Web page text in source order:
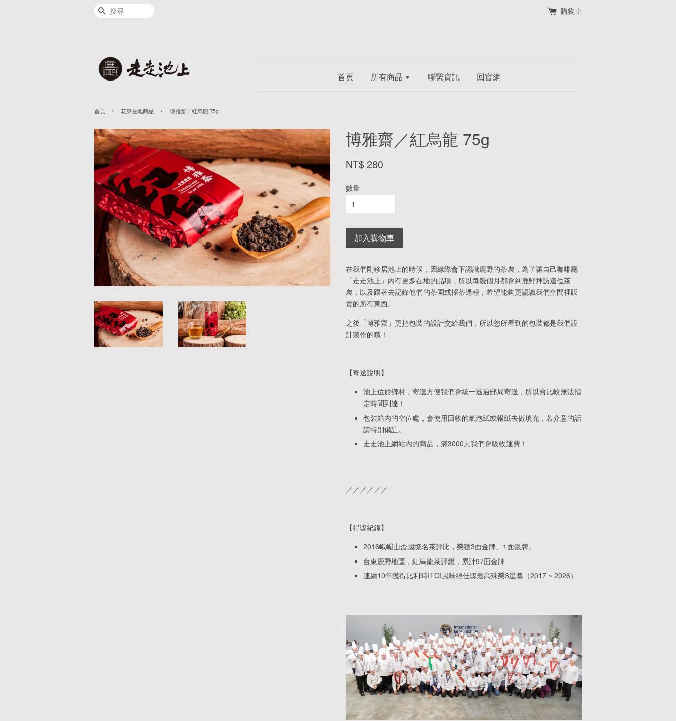
搜尋 購物車
首頁 所有商品 聯繫資訊 回官網
首頁 › 花東在地商品 › 博雅齋／紅烏龍 75g
博雅齋／紅烏龍 75g
NT$ 280
數量
加入購物車
在我們剛移居池上的時候，因緣際會下認識鹿野的茶農，為了讓自己咖啡廳
「走走池上」內有更多在地的品項，所以每幾個月都會到鹿野拜訪這位茶
農，以及跟著去記錄他們的茶園或採茶過程，希望能夠更認識我們空間裡販
賣的所有東西。
之後「博雅齋」更把包裝的設計交給我們，所以您所看到的包裝都是我們設
計製作的哦！
【寄送說明】
池上位於鄉村，寄送方便我們會統一透過郵局寄送，所以會比較無法指
定時間到達！
包裝箱內的空位處，會使用回收的氣泡紙或報紙去做填充，若介意的話
請特別備註。
走走池上網站內的商品，滿3000元我們會吸收運費！
／／／／／／
【得獎紀錄】
2016峨嵋山盃國際名茶評比，榮獲3面金牌、1面銀牌。
台東鹿野地區，紅烏龍茶評鑑，累計97面金牌
連續10年獲得比利時ITQI風味絕佳獎最高殊榮3星獎（2017 ~ 2026）